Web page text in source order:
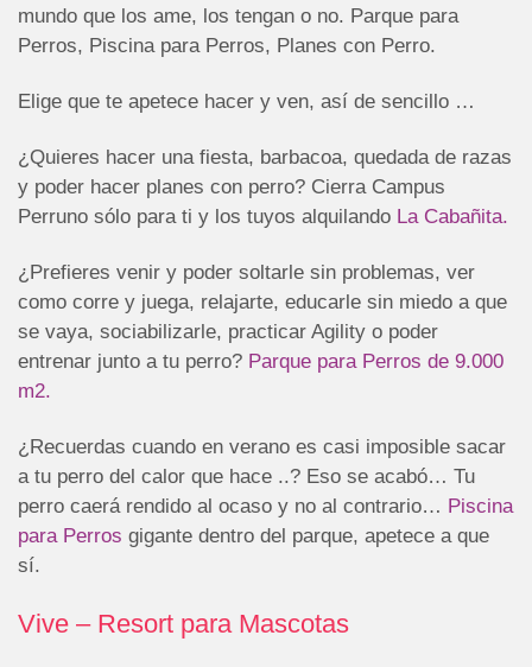
mundo que los ame, los tengan o no. Parque para
Perros, Piscina para Perros, Planes con Perro.
Elige que te apetece hacer y ven, así de sencillo …
¿Quieres hacer una fiesta, barbacoa, quedada de razas
y poder hacer planes con perro? Cierra Campus
Perruno sólo para ti y los tuyos alquilando La Cabañita.
¿Prefieres venir y poder soltarle sin problemas, ver
como corre y juega, relajarte, educarle sin miedo a que
se vaya, sociabilizarle, practicar Agility o poder
entrenar junto a tu perro? Parque para Perros de 9.000
m2.
¿Recuerdas cuando en verano es casi imposible sacar
a tu perro del calor que hace ..? Eso se acabó… Tu
perro caerá rendido al ocaso y no al contrario… Piscina
para Perros gigante dentro del parque, apetece a que
sí.
Vive – Resort para Mascotas